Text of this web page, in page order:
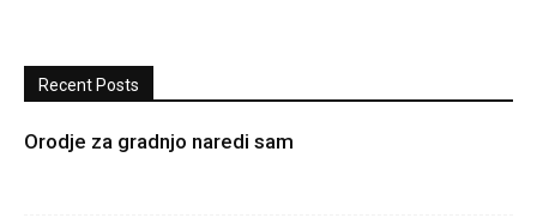
Recent Posts
Orodje za gradnjo naredi sam